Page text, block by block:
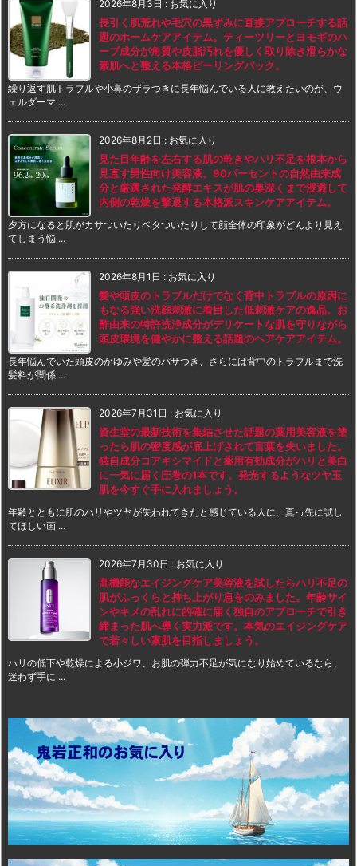
2026年8月3日 : お気に入り
長引く肌荒れや毛穴の黒ずみに直接アプローチする話
題のホームケアアイテム。ティーツリーとヨモギのハ
ーブ成分が角質や皮脂汚れを優しく取り除き滑らかな
素肌へと整える本格ピーリングパック。
繰り返す肌トラブルや小鼻のザラつきに長年悩んでいる人に教えたいのが、ウ
ェルダーマ ...
2026年8月2日 : お気に入り
見た目年齢を左右する肌の乾きやハリ不足を根本から
見直す男性向け美容液。90パーセントの自然由来成
分と厳選された発酵エキスが肌の奥深くまで浸透して
内側の乾燥を撃退する本格派スキンケアアイテム。
夕方になると肌がカサついたりベタついたりして顔全体の印象がどんより見え
てしまう悩 ...
2026年8月1日 : お気に入り
髪や頭皮のトラブルだけでなく背中トラブルの原因に
もなる強い洗顔刺激に着目した低刺激ケアの逸品。お
酢由来の特許洗浄成分がデリケートな肌を守りながら
頭皮環境を健やかに整える話題のヘアケアアイテム。
長年悩んでいた頭皮のかゆみや髪のパサつき、さらには背中のトラブルまで洗
髪料が関係 ...
2026年7月31日 : お気に入り
資生堂の最新技術を集結させた話題の薬用美容液を塗
ったら肌の密度感が底上げされて言葉を失いました。
独自成分コアキシマイドと薬用有効成分がハリと美白
に一気に届く圧巻の1本です。発光するようなツヤ玉
肌を今すぐ手に入れましょう。
年齢とともに肌のハリやツヤが失われてきたと感じている人に、真っ先に試し
てほしい画 ...
2026年7月30日 : お気に入り
高機能なエイジングケア美容液を試したらハリ不足の
肌がふっくらと持ち上がり息をのみました。年齢サイ
ンやキメの乱れに的確に届く独自のアプローチで引き
締まった肌へ導く実力派です。本気のエイジングケア
で若々しい素肌を目指しましょう。
ハリの低下や乾燥による小ジワ、お肌の弾力不足が気になり始めているなら、
迷わず手に ...